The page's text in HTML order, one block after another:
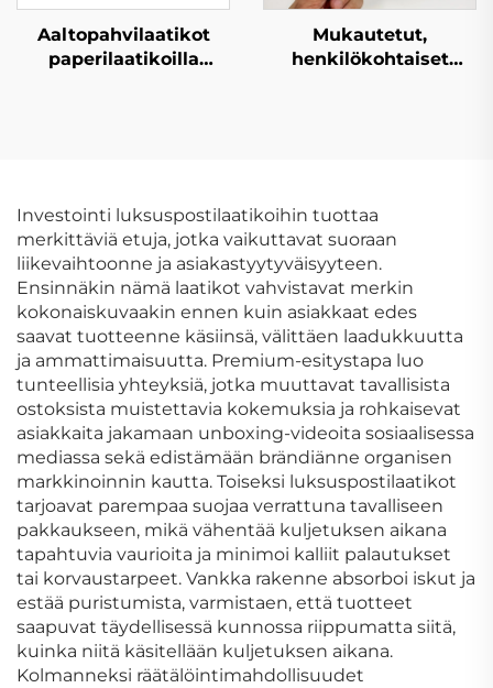
Aaltopahvilaatikot
paperilaatikoilla
pakkauslaatikko
Mukautetut,
henkilökohtaiset
Investointi luksuspostilaatikoihin tuottaa
merkittäviä etuja, jotka vaikuttavat suoraan
liikevaihtoonne ja asiakastyytyväisyyteen.
Ensinnäkin nämä laatikot vahvistavat merkin
kokonaiskuvaakin ennen kuin asiakkaat edes
saavat tuotteenne käsiinsä, välittäen laadukkuutta
ja ammattimaisuutta. Premium-esitystapa luo
tunteellisia yhteyksiä, jotka muuttavat tavallisista
ostoksista muistettavia kokemuksia ja rohkaisevat
asiakkaita jakamaan unboxing-videoita sosiaalisessa
mediassa sekä edistämään brändiänne organisen
markkinoinnin kautta. Toiseksi luksuspostilaatikot
tarjoavat parempaa suojaa verrattuna tavalliseen
pakkaukseen, mikä vähentää kuljetuksen aikana
tapahtuvia vaurioita ja minimoi kalliit palautukset
tai korvaustarpeet. Vankka rakenne absorboi iskut ja
estää puristumista, varmistaen, että tuotteet
saapuvat täydellisessä kunnossa riippumatta siitä,
kuinka niitä käsitellään kuljetuksen aikana.
Kolmanneksi räätälöintimahdollisuudet